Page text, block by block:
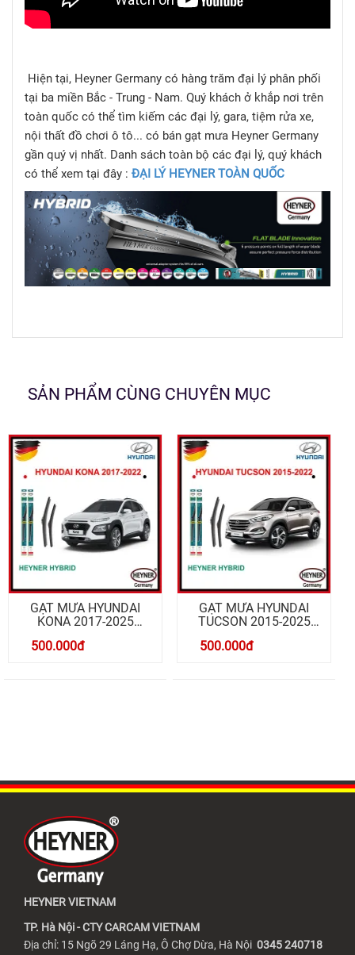
Hiện tại, Heyner Germany có hàng trăm đại lý phân phối
tại ba miền Bắc - Trung - Nam. Quý khách ở khắp nơi trên
toàn quốc có thể tìm kiếm các đại lý, gara, tiệm rửa xe,
nội thất đồ chơi ô tô... có bán gạt mưa Heyner Germany
gần quý vị nhất. Danh sách toàn bộ các đại lý, quý khách
có thể xem tại đây : ĐẠI LÝ HEYNER TOÀN QUỐC
SẢN PHẨM CÙNG CHUYÊN MỤC
GẠT MƯA HYUNDAI
KONA 2017-2025
500.000đ
GẠT MƯA HYUNDAI
TUCSON 2015-2025
500.000đ
HEYNER VIETNAM
TP. Hà Nội - CTY CARCAM VIETNAM
Địa chỉ: 15 Ngõ 29 Láng Hạ, Ô Chợ Dừa, Hà Nội 0345 240718